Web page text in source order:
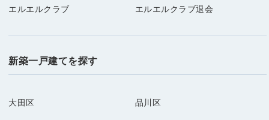
エルエルクラブ エルエルクラブ退会
新築一戸建てを探す
大田区 品川区